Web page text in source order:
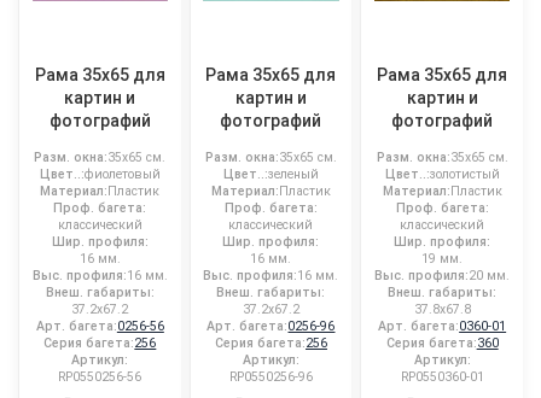
Рама 35x65 для
картин и
фотографий
Разм. окна:35x65 см.
Цвет..:фиолетовый
Материал: Пластик
Проф. багета:
классический
Шир. профиля:
16 мм.
Выс. профиля:16 мм.
Внеш. габариты:
37.2x67.2
Арт. багета:0256-56
Серия багета:256
Артикул:
RP0550256-56
Рама 35x65 для
картин и
фотографий
Разм. окна:35x65 см.
Цвет..:зеленый
Материал: Пластик
Проф. багета:
классический
Шир. профиля:
16 мм.
Выс. профиля:16 мм.
Внеш. габариты:
37.2x67.2
Арт. багета:0256-96
Серия багета:256
Артикул:
RP0550256-96
Рама 35x65 для
картин и
фотографий
Разм. окна:35x65 см.
Цвет..:золотистый
Материал: Пластик
Проф. багета:
классический
Шир. профиля:
19 мм.
Выс. профиля:20 мм.
Внеш. габариты:
37.8x67.8
Арт. багета:0360-01
Серия багета:360
Артикул:
RP0550360-01